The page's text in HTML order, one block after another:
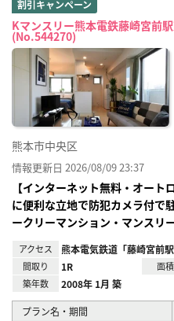
割引キャンペーン
Kマンスリー熊本電鉄藤崎宮前
(No.544270)
熊本市中央区
情報更新日 2026/08/09 23:37
【インターネット無料・オート
に便利な立地で防犯カメラ付で
ークリーマンション・マンスリ
アクセス 熊本電気鉄道「藤崎宮前
間取り 1R 面積
築年数 2008年 1月 築
プラン名・期間